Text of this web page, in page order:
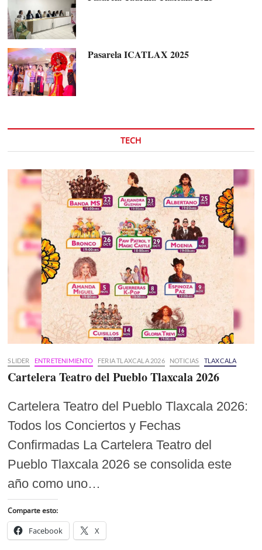
Pasarela ICATLAX 2025
TECH
SLIDER ENTRETENIMIENTO FERIA TLAXCALA 2026 NOTICIAS TLAXCALA
Cartelera Teatro del Pueblo Tlaxcala 2026
Cartelera Teatro del Pueblo Tlaxcala 2026:
Todos los Conciertos y Fechas
Confirmadas La Cartelera Teatro del
Pueblo Tlaxcala 2026 se consolida este
año como uno…
Comparte esto:
Facebook X